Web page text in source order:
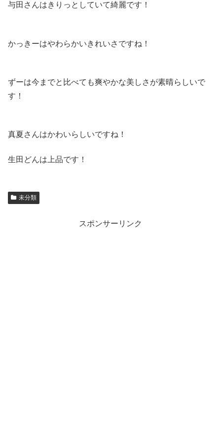
与田さんはきりっとしていて綺麗です！
かっきーはやわらかいきれいさですね！
ずーは今までと比べても爽やかな美しさが素晴らしいで
す！
真夏さんはかわいらしいですね！
生田どんは上品です！
未分類
スポンサーリンク